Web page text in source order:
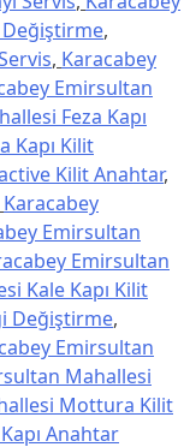
Değiştirme,
, Karacabey
Emirsultan
Feza Kapı
Kapı Kilit
Kilit Anahtar,
Karacabey
Emirsultan
Emirsultan
Kale Kapı Kilit
Değiştirme,
Emirsultan
Mahallesi
Mottura Kilit
Anahtar